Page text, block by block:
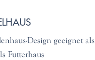
Design geeignet
Futterhaus